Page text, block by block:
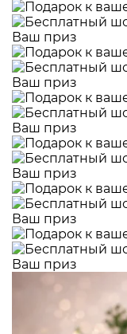
Ваш приз
Ваш приз
Ваш приз
Ваш приз
Ваш приз
Ваш приз